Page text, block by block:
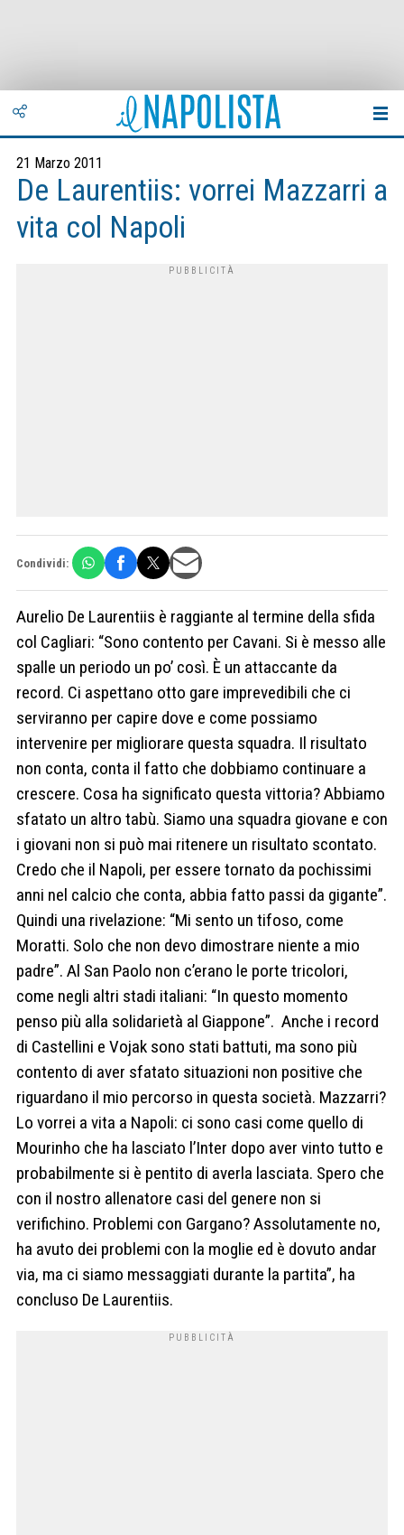
21 Marzo 2011
De Laurentiis: vorrei Mazzarri a
vita col Napoli
Condividi:
Aurelio De Laurentiis è raggiante al termine della sfida
col Cagliari: “Sono contento per Cavani. Si è messo alle
spalle un periodo un po’ così. È un attaccante da
record. Ci aspettano otto gare imprevedibili che ci
serviranno per capire dove e come possiamo
intervenire per migliorare questa squadra. Il risultato
non conta, conta il fatto che dobbiamo continuare a
crescere. Cosa ha significato questa vittoria? Abbiamo
sfatato un altro tabù. Siamo una squadra giovane e con
i giovani non si può mai ritenere un risultato scontato.
Credo che il Napoli, per essere tornato da pochissimi
anni nel calcio che conta, abbia fatto passi da gigante”.
Quindi una rivelazione: “Mi sento un tifoso, come
Moratti. Solo che non devo dimostrare niente a mio
padre”. Al San Paolo non c’erano le porte tricolori,
come negli altri stadi italiani: “In questo momento
penso più alla solidarietà al Giappone”. Anche i record
di Castellini e Vojak sono stati battuti, ma sono più
contento di aver sfatato situazioni non positive che
riguardano il mio percorso in questa società. Mazzarri?
Lo vorrei a vita a Napoli: ci sono casi come quello di
Mourinho che ha lasciato l’Inter dopo aver vinto tutto e
probabilmente si è pentito di averla lasciata. Spero che
con il nostro allenatore casi del genere non si
verifichino. Problemi con Gargano? Assolutamente no,
ha avuto dei problemi con la moglie ed è dovuto andar
via, ma ci siamo messaggiati durante la partita”, ha
concluso De Laurentiis.